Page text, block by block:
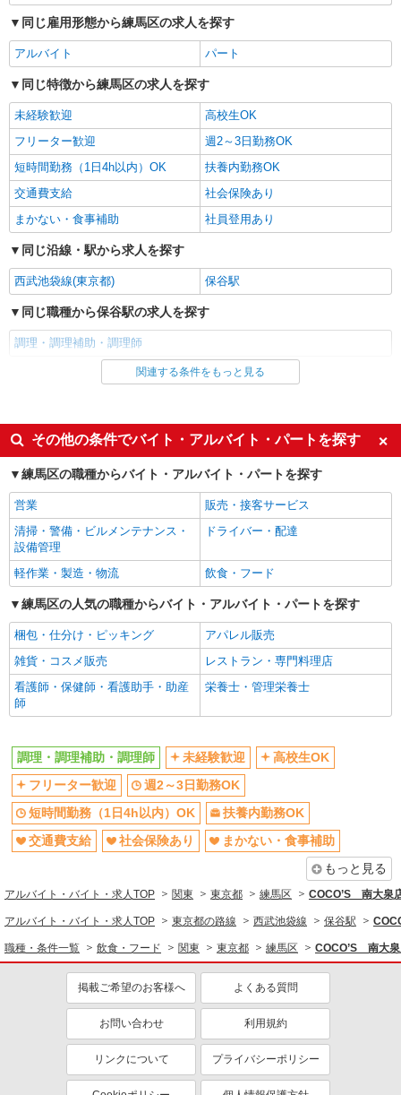
アルバイト パート
コンパスグループ・ジャパン株式会社 39187_p
調理補助【アルバイト・パート】
時給1,280円以上 試用期間中 時給1,280円以上
(試用期間2ヶ月) 残業が発生した場合、残業代を1
分単位で別途支給します。
くらら大泉学園 （東京都練馬区東大泉1-17-
3 くらら大泉学園内）
詳細を見る
同じ雇用形態から練馬区の求人を探す
アルバイト パート
同じ特徴から練馬区の求人を探す
未経験歓迎
高校生OK
フリーター歓迎
週2～3日勤務OK
短時間勤務（1日4h以内）OK
扶養内勤務OK
交通費支給
社会保険あり
まかない・食事補助
社員登用あり
同じ沿線・駅から求人を探す
西武池袋線(東京都) 保谷駅
同じ職種から保谷駅の求人を探す
調理・調理補助・調理師
同じ雇用形態から保谷駅の求人を探す
同じ特徴から保谷駅の求人を探す
未経験歓迎
高校生OK
フリーター歓迎
週2～3日勤務OK
短時間勤務（1日4h以内）OK
扶養内勤務OK
交通費支給
まかない・食事補助
社員登用あり
同じ職種から求人を探す
飲食・フード
調理・調理補助・調理師
同じ特徴から求人を探す
週2～3日勤務OK
短時間勤務（1日4h以内）OK
扶養内勤務OK
交通費支給
社会保険あり
まかない・食事補助
社員登用あり
関連する条件をもっと見る
その他の条件でバイト・アルバイト・パートを探す
練馬区の職種からバイト・アルバイト・パートを探す
営業
販売・接客サービス
清掃・警備・ビルメンテナンス・
設備管理
ドライバー・配達
軽作業・製造・物流 飲食・フード
練馬区の人気の職種からバイト・アルバイト・パートを探す
梱包・仕分け・ピッキング
アパレル販売
雑貨・コスメ販売
レストラン・専門料理店
看護師・保健師・看護助手・助産
師
栄養士・管理栄養士
調理・調理補助・調理師 未経験歓迎
高校生OK
フリーター歓迎
週2～3日勤務OK
短時間勤務（1日4h以内）OK
扶養内勤務OK
交通費支給
社会保険あり
まかない・食事補助
もっと見る
アルバイト・バイト・求人TOP 関東 東京都 練馬区 COCO’S 南大泉
アルバイト・バイト・求人TOP 東京都の路線 西武池袋線 保谷駅
職種・条件一覧 飲食・フード 関東 東京都 練馬区 COCO’S 南大
掲載ご希望のお客様へ よくある質問
お問い合わせ 利用規約
リンクについて プライバシーポリシー